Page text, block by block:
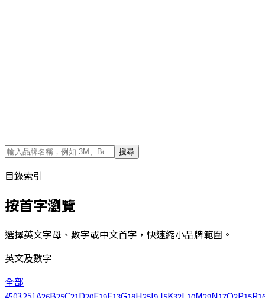
搜尋
目錄索引
按首字瀏覽
選擇英文字母、數字或中文首字，快速縮小品牌範圍。
英文及數字
全部